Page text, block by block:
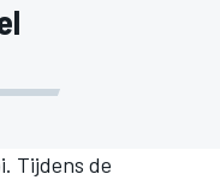
Tijdens de